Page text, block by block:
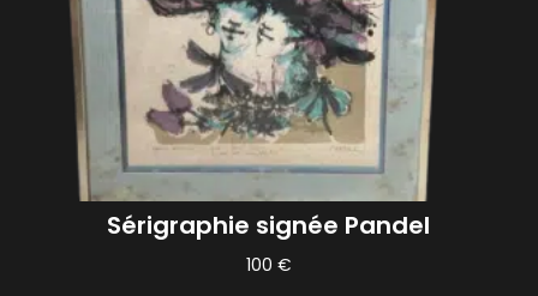
Sérigraphie signée Pandel
100 €